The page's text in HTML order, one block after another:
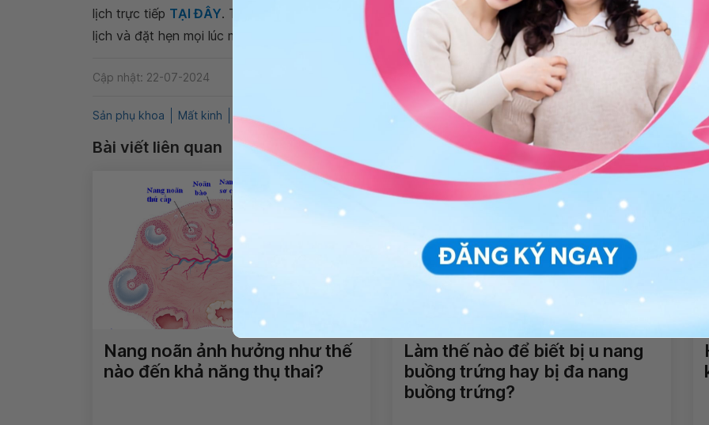
lịch trực tiếp TẠI ĐÂY. Tải và đặt lịch khám tự động trên ứng dụng My Vinmec để quản lý, theo dõi
lịch và đặt hẹn mọi lúc mọi nơi ngay trên ứng dụng.
Cập nhật: 22-07-2024 Chia sẻ
Sản phụ khoa Mất kinh Kinh nguyệt không đều Buồng trứng đa nang QnA
Bài viết liên quan
Nang noãn ảnh hưởng như thế
nào đến khả năng thụ thai?
Làm thế nào để biết bị u nang
buồng trứng hay bị đa nang
buồng trứng?